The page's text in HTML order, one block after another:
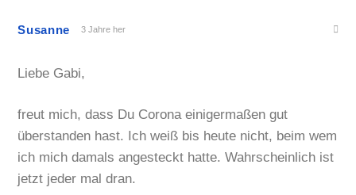
Susanne 3 Jahre her
Liebe Gabi,
freut mich, dass Du Corona einigermaßen gut
überstanden hast. Ich weiß bis heute nicht, beim wem
ich mich damals angesteckt hatte. Wahrscheinlich ist
jetzt jeder mal dran.